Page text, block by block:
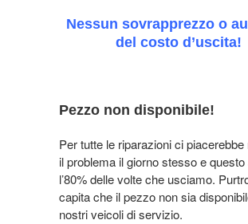
Nessun sovrapprezzo o
del costo d’uscita!
Pezzo non disponibile!
Per tutte le riparazioni ci
il problema il giorno stesso e
l’80% delle volte che usciamo.
capita che il pezzo non sia
nostri veicoli di servizio.